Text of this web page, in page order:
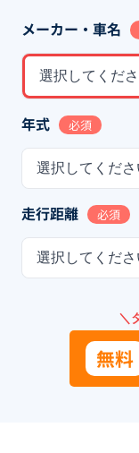
メーカー・車名
選択してくだ
年式 必須
選択してくださ
走行距離 必須
選択してくださ
＼
無料